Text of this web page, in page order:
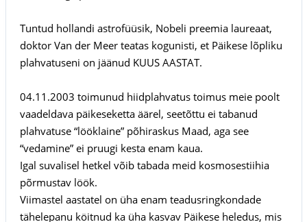
Tuntud hollandi astrofüüsik, Nobeli preemia laureaat,
doktor Van der Meer teatas kogunisti, et Päikese lõpliku
plahvatuseni on jäänud KUUS AASTAT.
04.11.2003 toimunud hiidplahvatus toimus meie poolt
vaadeldava päikeseketta äärel, seetõttu ei tabanud
plahvatuse “lööklaine” põhiraskus Maad, aga see
“vedamine” ei pruugi kesta enam kaua.
Igal suvalisel hetkel võib tabada meid kosmosestiihia
põrmustav löök.
Viimastel aastatel on üha enam teadusringkondade
tähelepanu köitnud ka üha kasvav Päikese heledus, mis